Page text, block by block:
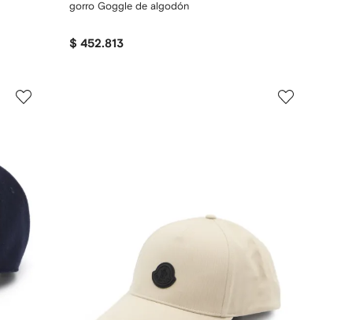
gorro Goggle de algodón
$ 452.813